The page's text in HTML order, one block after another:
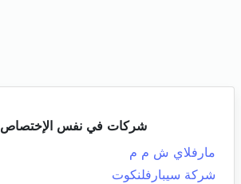
شركات في نفس الإختصاص
مارفلاي ش م م
شركة سيبارفلنكوت